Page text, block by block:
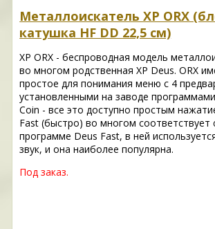
Металлоискатель XP ORX
катушка HF DD 22,5 см)
XP ORX - беспроводная модель
во многом родственная XP Deus. ORX
простое для понимания меню с 4
установленными на заводе
Coin - все это доступно простым
Fast (быстро) во многом
программе Deus Fast, в ней
звук, и она наиболее популярна.
Под заказ.